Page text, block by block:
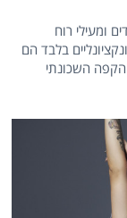
ומעילי רוח
בלבד הם
השכונתי